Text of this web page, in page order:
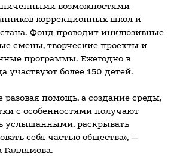
возможностями
коррекционных школ и
Фонд проводит инклюзивные
смены, творческие проекты и
программы. Ежегодно в
участвуют более 150 детей.
разовая помощь, а создание среды,
с особенностями получают
услышанными, раскрывать
себя частью общества», —
Галлямова.